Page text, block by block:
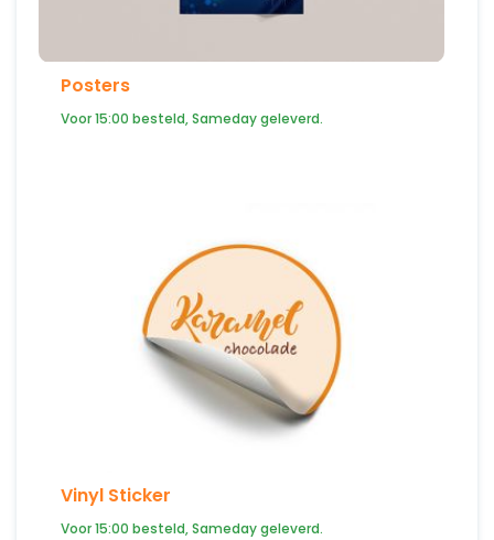
Posters
Voor 15:00 besteld, Sameday geleverd.
Vinyl Sticker
Voor 15:00 besteld, Sameday geleverd.